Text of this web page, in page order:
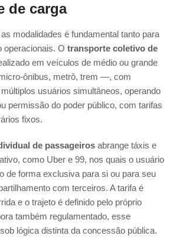
de carga
modalidades é fundamental tanto para
operacionais. O transporte coletivo de
em veículos de médio ou grande
ônibus, metrô, trem —, com
usuários simultâneos, operando
permissão do poder público, com tarifas
fixos.
de passageiros abrange táxis e
como Uber e 99, nos quais o usuário
de forma exclusiva para si ou para seu
com terceiros. A tarifa é
e o trajeto é definido pelo próprio
também regulamentado, esse
lógica distinta da concessão pública.